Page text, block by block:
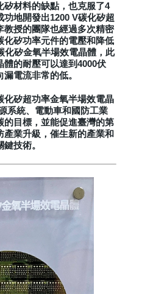
材料的缺點，也克服了4
地開發出1200 V碳化矽超
教授的團隊也經過多次精密
化矽功率元件的電壓和降低
化矽金氧半場效電晶體，此
的耐壓可以達到4000伏
電流非常的低。
矽超功率金氧半場效電晶
系統、電動車和國防工業
的目標，並能促進臺灣的第
產業升級，催生新的產業和
技術。